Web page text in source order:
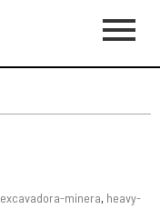
excavadora-minera, heavy-